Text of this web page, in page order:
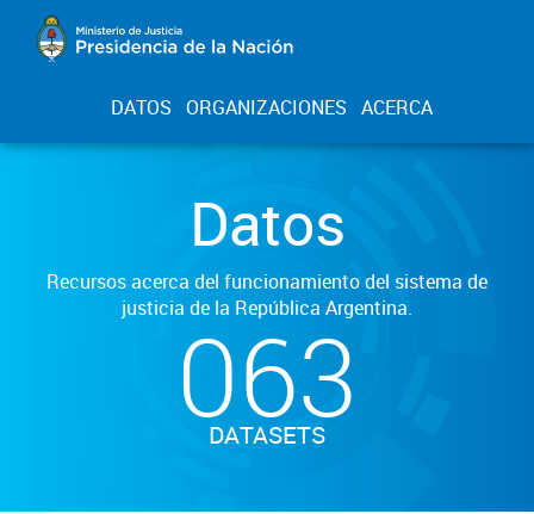
DATOS ORGANIZACIONES ACERCA
Datos
Recursos acerca del funcionamiento del sistema de
justicia de la República Argentina.
063
DATASETS